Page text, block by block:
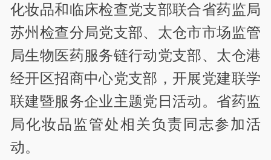
化妆品和临床检查党支部联合省药监局
苏州检查分局党支部、太仓市市场监管
局生物医药服务链行动党支部、太仓港
经开区招商中心党支部，开展党建联学
联建暨服务企业主题党日活动。省药监
局化妆品监管处相关负责同志参加活
动。